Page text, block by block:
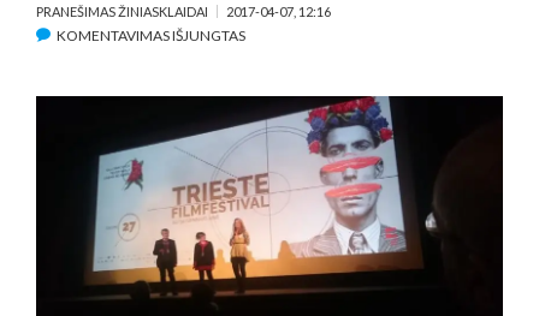
PRANEŠIMAS ŽINIASKLAIDAI 2017-04-07, 12:16
KOMENTAVIMAS IŠJUNGTASĮRAŠE
FONDAS
PASIPILDĖ
PASAULYJE
ĮVERTINTAIS
IR
GEIDŽIAMAIS
FILMAIS